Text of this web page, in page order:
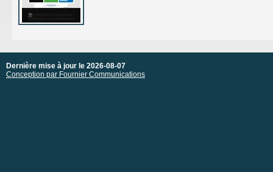
Dernière mise à jour le 2026-08-07
Conception par Fournier Communications